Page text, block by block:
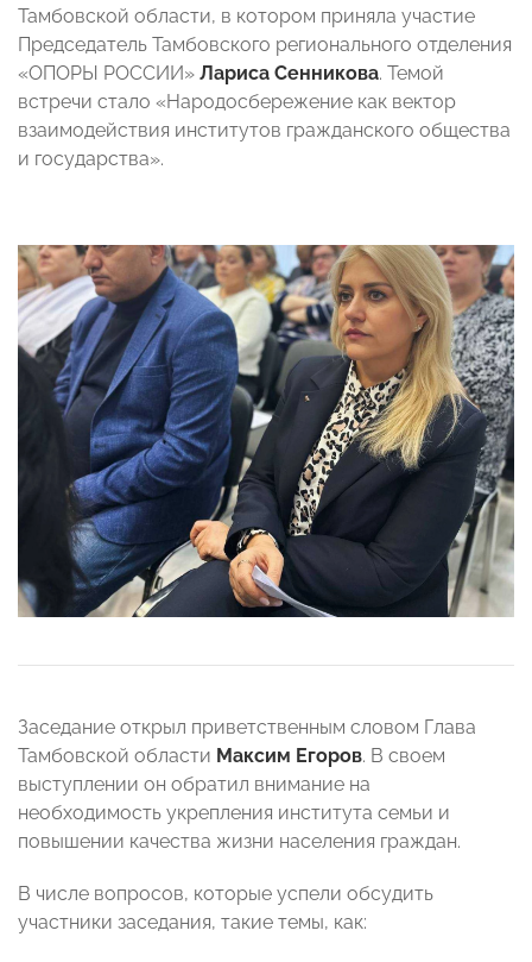
Тамбовской области, в котором приняла участие
Председатель Тамбовского регионального отделения
«ОПОРЫ РОССИИ» Лариса Сенникова. Темой
встречи стало «Народосбережение как вектор
взаимодействия институтов гражданского общества
и государства».
Заседание открыл приветственным словом Глава
Тамбовской области Максим Егоров. В своем
выступлении он обратил внимание на
необходимость укрепления института семьи и
повышении качества жизни населения граждан.
В числе вопросов, которые успели обсудить
участники заседания, такие темы, как: